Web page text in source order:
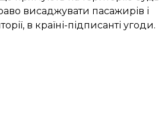
висаджувати пасажирів і
в країні-підписанті угоди.